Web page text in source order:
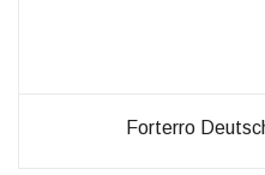
Forterro